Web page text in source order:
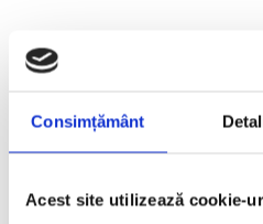
Consimțământ
Acest site utilizează cookie-
RECENT POSTS
pentru 2026.